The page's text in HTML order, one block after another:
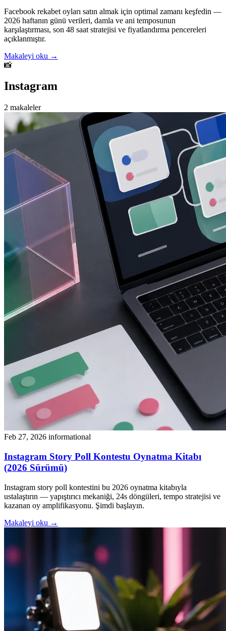
Facebook rekabet oyları satın almak için optimal zamanı keşfedin —
2026 haftanın günü verileri, damla ve ani temposunun
karşılaştırması, son 48 saat stratejisi ve fiyatlandırma pencereleri
açıklanmıştır.
Makaleyi oku →
📸
Instagram
2 makaleler
Feb 27, 2026 informational
Instagram Story Poll Kontestu Oynatma Kitabı
(2026 Sürümü)
Instagram story poll kontestini bu 2026 oynatma kitabıyla
ustalaştırın — yapıştırıcı mekaniği, 24s döngüleri, tempo stratejisi ve
kazanan oy amplifikasyonu. Şimdi başlayın.
Makaleyi oku →